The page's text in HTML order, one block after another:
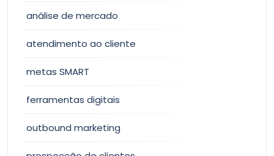
análise de mercado
atendimento ao cliente
metas SMART
ferramentas digitais
outbound marketing